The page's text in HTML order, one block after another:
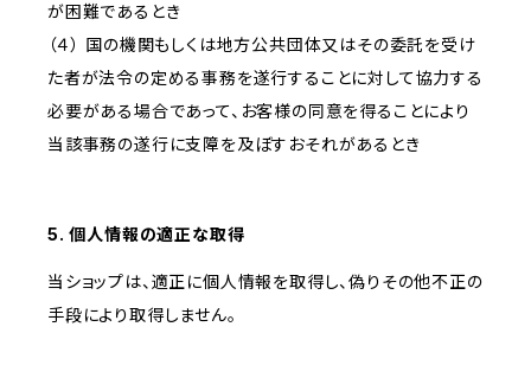
が困難であるとき
（４） 国の機関もしくは地方公共団体又はその委託を受け
た者が法令の定める事務を遂行することに対して協力する
必要がある場合であって、お客様の同意を得ることにより
当該事務の遂行に支障を及ぼすおそれがあるとき
5. 個人情報の適正な取得
当ショップは、適正に個人情報を取得し、偽りその他不正の
手段により取得しません。